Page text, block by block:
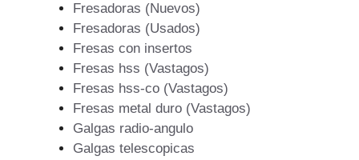
Fresadoras (Nuevos)
Fresadoras (Usados)
Fresas con insertos
Fresas hss (Vastagos)
Fresas hss-co (Vastagos)
Fresas metal duro (Vastagos)
Galgas radio-angulo
Galgas telescopicas